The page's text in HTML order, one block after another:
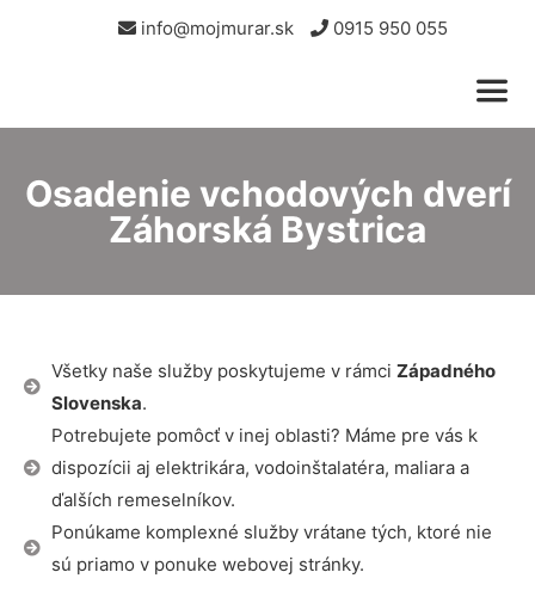
info@mojmurar.sk 0915 950 055
Osadenie vchodových dverí
Záhorská Bystrica
Všetky naše služby poskytujeme v rámci Západného
Slovenska.
Potrebujete pomôcť v inej oblasti? Máme pre vás k
dispozícii aj elektrikára, vodoinštalatéra, maliara a
ďalších remeselníkov.
Ponúkame komplexné služby vrátane tých, ktoré nie
sú priamo v ponuke webovej stránky.